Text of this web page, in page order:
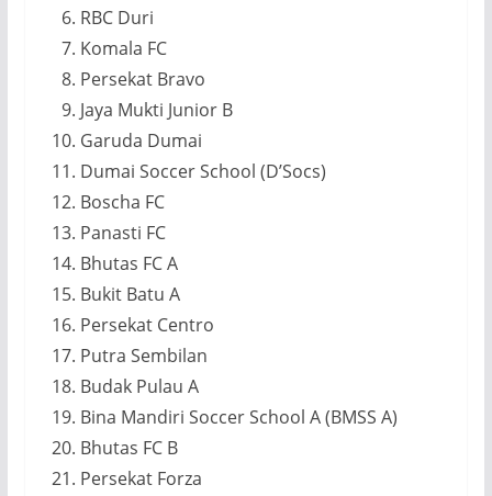
RBC Duri
Komala FC
Persekat Bravo
Jaya Mukti Junior B
Garuda Dumai
Dumai Soccer School (D’Socs)
Boscha FC
Panasti FC
Bhutas FC A
Bukit Batu A
Persekat Centro
Putra Sembilan
Budak Pulau A
Bina Mandiri Soccer School A (BMSS A)
Bhutas FC B
Persekat Forza